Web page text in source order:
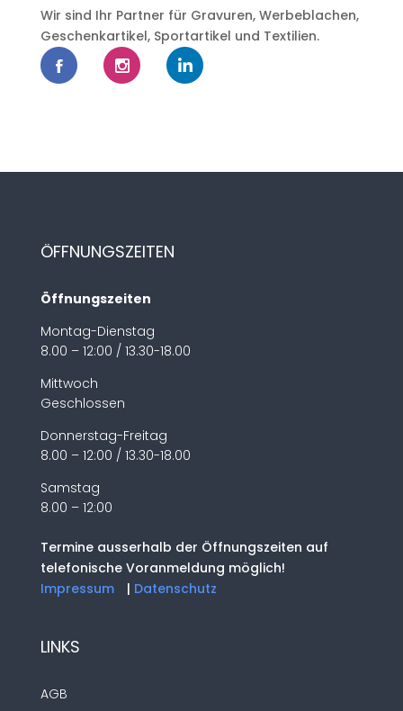
Wir sind Ihr Partner für Gravuren, Werbeblachen,
Geschenkartikel, Sportartikel und Textilien.
ÖFFNUNGSZEITEN
Öffnungszeiten
Montag-Dienstag
8.00 – 12:00 / 13.30-18.00
Mittwoch
Geschlossen
Donnerstag-Freitag
8.00 – 12:00 / 13.30-18.00
Samstag
8.00 – 12:00
Termine ausserhalb der Öffnungszeiten auf
telefonische Voranmeldung möglich!
Impressum
| Datenschutz
LINKS
AGB